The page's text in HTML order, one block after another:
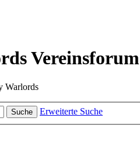
Vereinsforum
Warlords
Suche Erweiterte Suche